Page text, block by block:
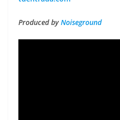
Produced byNoiseground